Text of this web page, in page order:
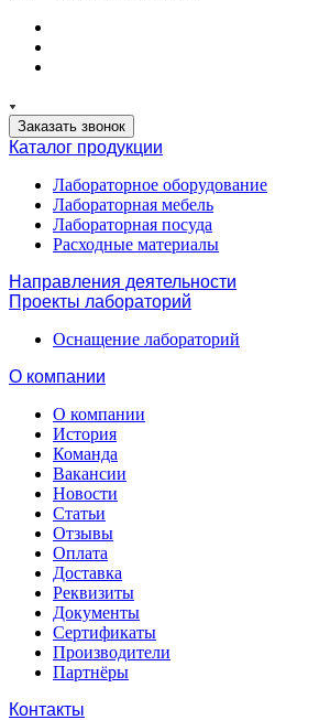
Заказать звонок
Каталог продукции
Лабораторное оборудование
Лабораторная мебель
Лабораторная посуда
Расходные материалы
Направления деятельности
Проекты лабораторий
Оснащение лабораторий
О компании
О компании
История
Команда
Вакансии
Новости
Статьи
Отзывы
Оплата
Доставка
Реквизиты
Документы
Сертификаты
Производители
Партнёры
Контакты